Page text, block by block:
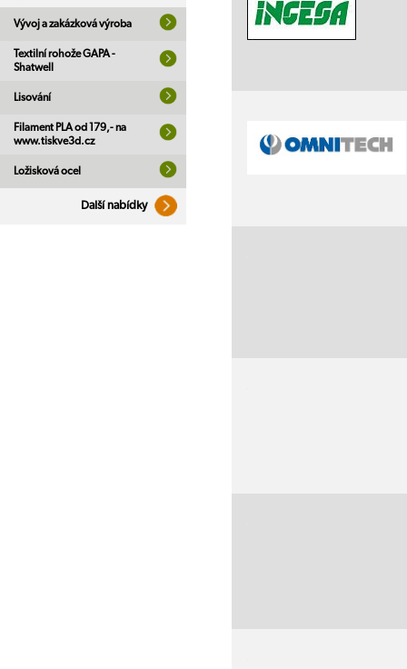
Vývoj a zakázková výroba
Textilní rohože GAPA -
Shatwell
Lisování
Filament PLA od 179,- na
www.tiskve3d.cz
Ložisková ocel
Další nabídky